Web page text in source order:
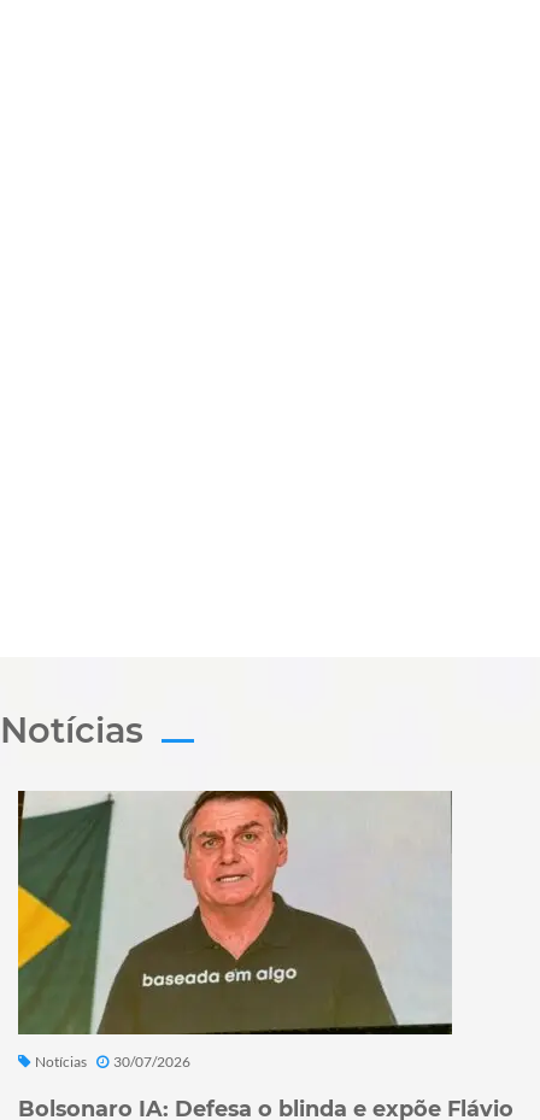
Notícias
Notícias 30/07/2026
Bolsonaro IA: Defesa o blinda e expõe Flávio